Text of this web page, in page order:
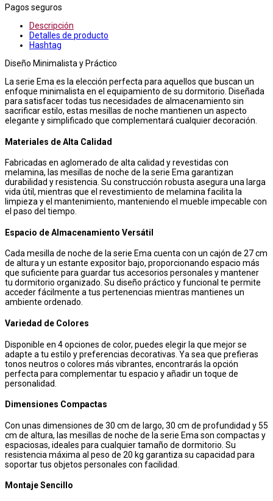
Pagos seguros
Descripción
Detalles de producto
Hashtag
Diseño Minimalista y Práctico
La serie Ema es la elección perfecta para aquellos que buscan un
enfoque minimalista en el equipamiento de su dormitorio. Diseñada
para satisfacer todas tus necesidades de almacenamiento sin
sacrificar estilo, estas mesillas de noche mantienen un aspecto
elegante y simplificado que complementará cualquier decoración.
Materiales de Alta Calidad
Fabricadas en aglomerado de alta calidad y revestidas con
melamina, las mesillas de noche de la serie Ema garantizan
durabilidad y resistencia. Su construcción robusta asegura una larga
vida útil, mientras que el revestimiento de melamina facilita la
limpieza y el mantenimiento, manteniendo el mueble impecable con
el paso del tiempo.
Espacio de Almacenamiento Versátil
Cada mesilla de noche de la serie Ema cuenta con un cajón de 27 cm
de altura y un estante expositor bajo, proporcionando espacio más
que suficiente para guardar tus accesorios personales y mantener
tu dormitorio organizado. Su diseño práctico y funcional te permite
acceder fácilmente a tus pertenencias mientras mantienes un
ambiente ordenado.
Variedad de Colores
Disponible en 4 opciones de color, puedes elegir la que mejor se
adapte a tu estilo y preferencias decorativas. Ya sea que prefieras
tonos neutros o colores más vibrantes, encontrarás la opción
perfecta para complementar tu espacio y añadir un toque de
personalidad.
Dimensiones Compactas
Con unas dimensiones de 30 cm de largo, 30 cm de profundidad y 55
cm de altura, las mesillas de noche de la serie Ema son compactas y
espaciosas, ideales para cualquier tamaño de dormitorio. Su
resistencia máxima al peso de 20 kg garantiza su capacidad para
soportar tus objetos personales con facilidad.
Montaje Sencillo